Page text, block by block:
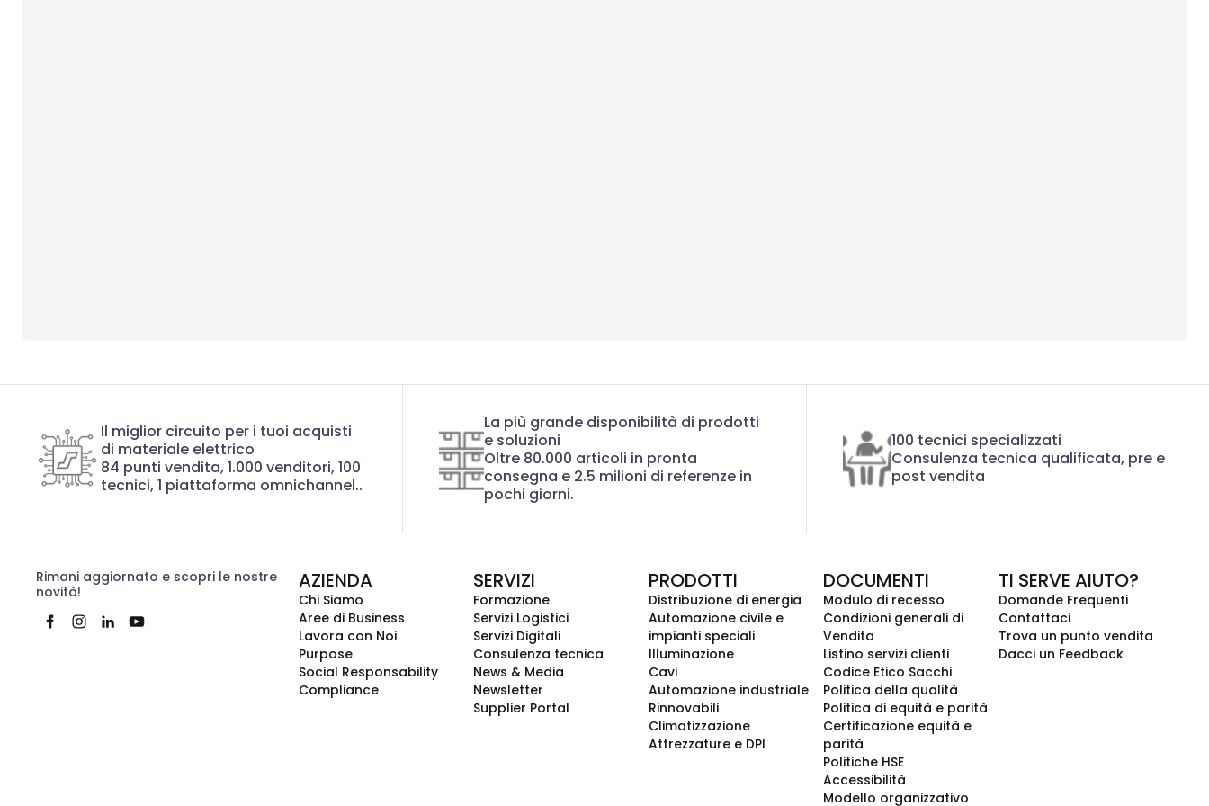
Il miglior circuito per i tuoi acquisti
di materiale elettrico
84 punti vendita, 1.000 venditori, 100
tecnici, 1 piattaforma omnichannel..
La più grande disponibilità di prodotti
e soluzioni
Oltre 80.000 articoli in pronta
consegna e 2.5 milioni di referenze in
pochi giorni.
100 tecnici specializzati
Consulenza tecnica qualificata, pre e
post vendita
Rimani aggiornato e scopri le nostre
novità!
AZIENDA
Chi Siamo
Aree di Business
Lavora con Noi
Purpose
Social Responsability
Compliance
SERVIZI
Formazione
Servizi Logistici
Servizi Digitali
Consulenza tecnica
News & Media
Newsletter
Supplier Portal
PRODOTTI
Distribuzione di energia
Automazione civile e
impianti speciali
Illuminazione
Cavi
Automazione industriale
Rinnovabili
Climatizzazione
Attrezzature e DPI
DOCUMENTI
Modulo di recesso
Condizioni generali di
Vendita
Listino servizi clienti
Codice Etico Sacchi
Politica della qualità
Politica di equità e parità
Certificazione equità e
parità
Politiche HSE
Accessibilità
Modello organizzativo
TI SERVE AIUTO?
Domande Frequenti
Contattaci
Trova un punto vendita
Dacci un Feedback